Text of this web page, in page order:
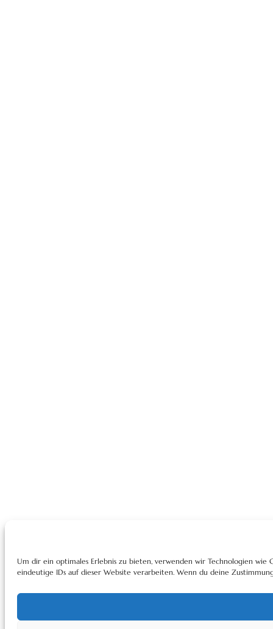
Um dir ein optimales Erlebnis zu bieten, verwenden wir Technologien
eindeutige IDs auf dieser Website verarbeiten. Wenn du deine